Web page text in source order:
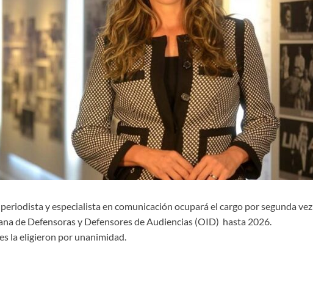
y especialista en comunicación ocupará el cargo por segunda vez
de Defensoras y Defensores de Audiencias (OID) hasta 2026.
la eligieron por unanimidad.